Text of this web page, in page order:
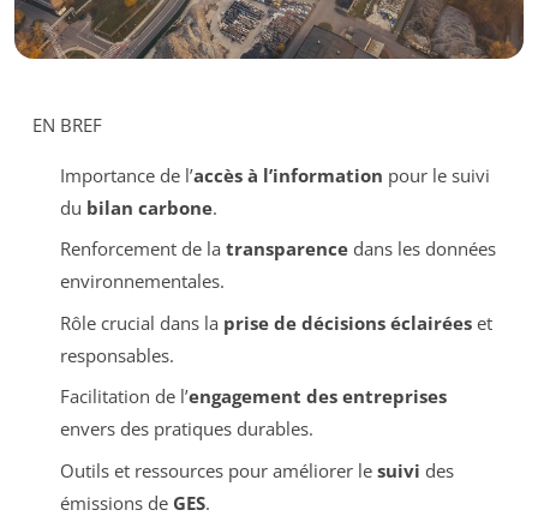
EN BREF
Importance de l’accès à l’information pour le suivi
du bilan carbone.
Renforcement de la transparencedans les données
environnementales.
Rôle crucial dans la prise de décisions éclairéeset
responsables.
Facilitation de l’engagement des entreprises
envers des pratiques durables.
Outils et ressources pour améliorer le suivi des
émissions de GES.